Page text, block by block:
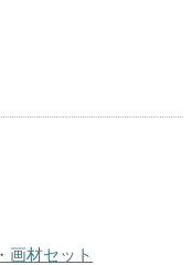
材セット